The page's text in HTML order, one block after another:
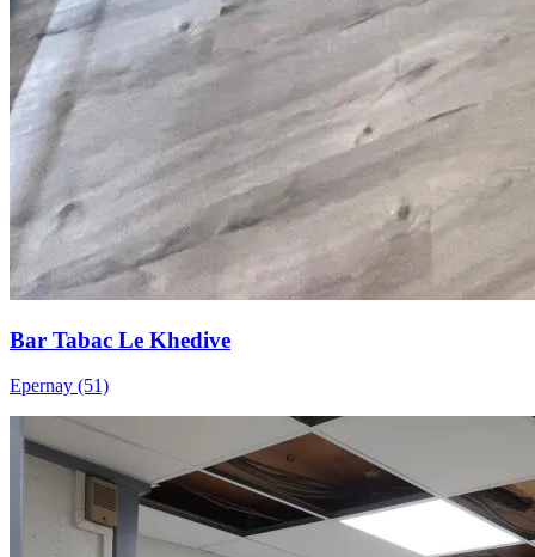
Bar Tabac Le Khedive
Epernay (51)